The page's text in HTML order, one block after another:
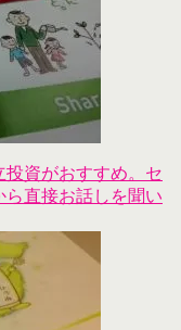
資がおすすめ。セ
直接お話しを聞い